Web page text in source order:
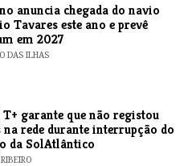
anuncia chegada do navio
Tavares este ano e prevê
em 2027
DAS ILHAS
garante que não registou
rede durante interrupção do
da SolAtlântico